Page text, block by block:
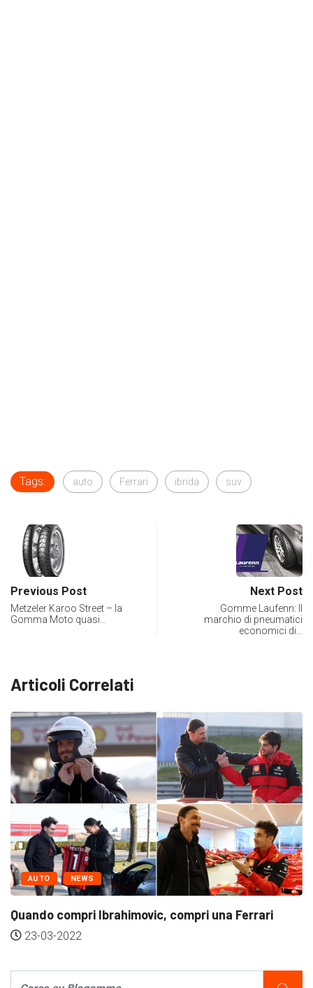
Tags: auto Ferrari ibrida suv
Previous Post
Metzeler Karoo Street – la
Gomma Moto quasi…
Next Post
Gomme Laufenn: Il
marchio di pneumatici
economici di…
Articoli Correlati
AUTO NEWS
Lamborghini Ibrida V12 2023: